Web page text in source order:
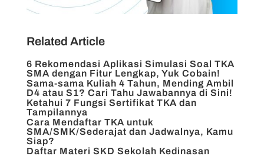
Related Article
6 Rekomendasi Aplikasi Simulasi Soal TKA
SMA dengan Fitur Lengkap, Yuk Cobain!
Sama-sama Kuliah 4 Tahun, Mending Ambil
D4 atau S1? Cari Tahu Jawabannya di Sini!
Ketahui 7 Fungsi Sertifikat TKA dan
Tampilannya
Cara Mendaftar TKA untuk
SMA/SMK/Sederajat dan Jadwalnya, Kamu
Siap?
Daftar Materi SKD Sekolah Kedinasan